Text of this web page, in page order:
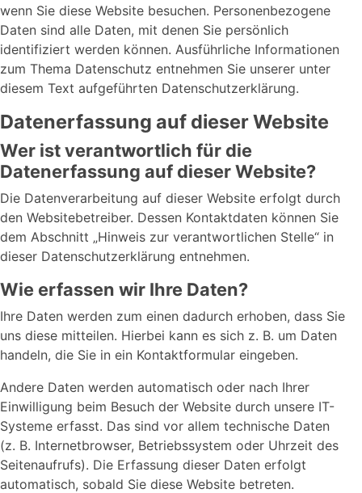
wenn Sie diese Website besuchen. Personenbezogene
Daten sind alle Daten, mit denen Sie persönlich
identifiziert werden können. Ausführliche Informationen
zum Thema Datenschutz entnehmen Sie unserer unter
diesem Text aufgeführten Datenschutzerklärung.
Datenerfassung auf dieser Website
Wer ist verantwortlich für die
Datenerfassung auf dieser Website?
Die Datenverarbeitung auf dieser Website erfolgt durch
den Websitebetreiber. Dessen Kontaktdaten können Sie
dem Abschnitt „Hinweis zur verantwortlichen Stelle“ in
dieser Datenschutzerklärung entnehmen.
Wie erfassen wir Ihre Daten?
Ihre Daten werden zum einen dadurch erhoben, dass Sie
uns diese mitteilen. Hierbei kann es sich z. B. um Daten
handeln, die Sie in ein Kontaktformular eingeben.
Andere Daten werden automatisch oder nach Ihrer
Einwilligung beim Besuch der Website durch unsere IT-
Systeme erfasst. Das sind vor allem technische Daten
(z. B. Internetbrowser, Betriebssystem oder Uhrzeit des
Seitenaufrufs). Die Erfassung dieser Daten erfolgt
automatisch, sobald Sie diese Website betreten.